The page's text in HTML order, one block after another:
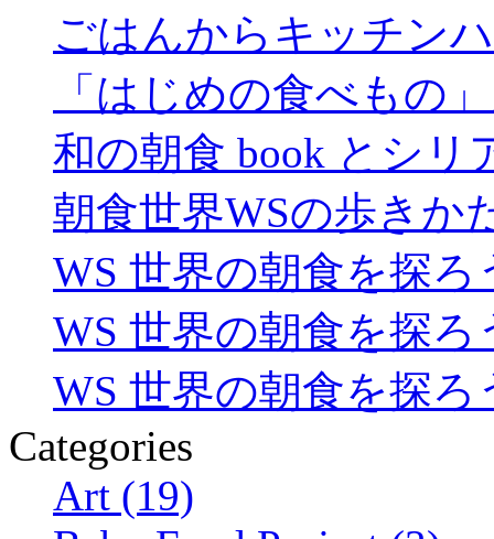
ごはんからキッチン
「はじめの食べもの
和の朝食 book とシリ
朝食世界WSの歩きか
WS 世界の朝食を探
WS 世界の朝食を探
WS 世界の朝食を探
Categories
Art (19)